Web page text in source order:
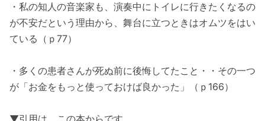
・私の知人の音楽家も、演奏中にトイレに行きたくなるの
が不安だという理由から、舞台に立つときはオムツをはい
ている（ｐ77）
・多くの患者さんが死ぬ前に後悔してたこと・・その一つ
が「お金をもっと使っておけば良かった」（ｐ166）